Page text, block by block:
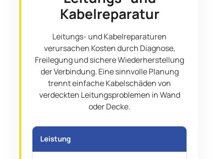
Kabelreparatur
Leitungs- und Kabelreparaturen
verursachen Kosten durch Diagnose,
Freilegung und sichere Wiederherstellung
der Verbindung. Eine sinnvolle Planung
trennt einfache Kabelschäden von
verdeckten Leitungsproblemen in Wand
oder Decke.
Leistung